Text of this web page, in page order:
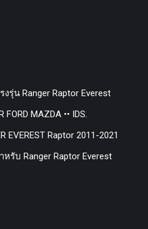
รุ่น Ranger Raptor Everest
MAZDA •• IDS.
EVEREST Raptor 2011-2021
รับ Ranger Raptor Everest